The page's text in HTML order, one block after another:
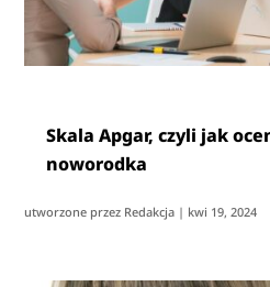
Skala Apgar, czyli jak
noworodka
utworzone przez Redakcja | kwi 19, 2024